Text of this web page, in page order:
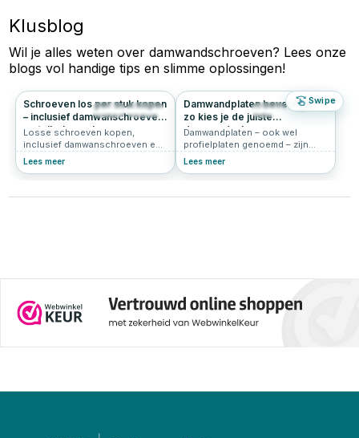
Klusblog
Wil je alles weten overdamwandschroeven? Lees onze
blogs vol handige tips en slimme oplossingen!
Swipe
62 0.0
Schroeven los per stuk kopen
– inclusief damwanschroeven
en tellerkopschroeven per
stuk
Losse schroeven kopen,
inclusief damwanschroeven en
tellerkopschroeven per stuk
kopen. Vind de juiste maat voor
Lees meer
151 5.0
Damwandplaten bevestigen:
zo kies je de juiste
damwandschroeven
Damwandplaten – ook wel
profielplaten genoemd – zijn
metalen platen met een golvend
of trapeziumvormig profiel. Ze
platen goed te bevestigen, zijn
essentieel. In dit artikel leggen
we uit wat damwandplaten zijn,
welke schroeven je nodig hebt
keuze van de juiste bevestiging.
Lees meer